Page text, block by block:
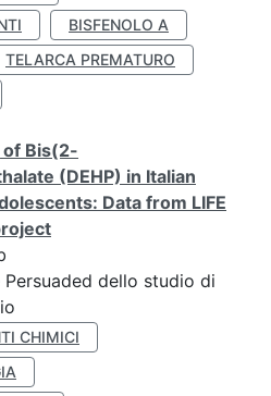
BISFENOLO A
TELARCA PREMATURO
Bis(2-
(DEHP) in Italian
Data from LIFE
dello studio di
CHIMICI